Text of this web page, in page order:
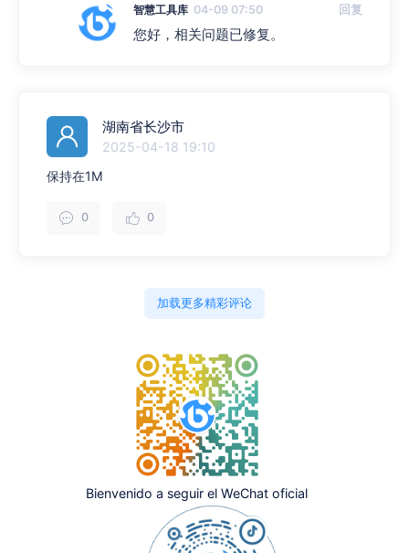
智慧工具库 04-09 07:50 回复
您好，相关问题已修复。
湖南省长沙市
2025-04-18 19:10
保持在1M
0 0
加载更多精彩评论
Bienvenido a seguir el WeChat oficial